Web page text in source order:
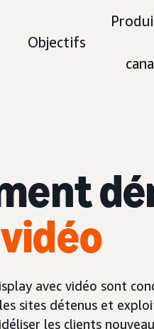
Objectifs
avec vidéo sont
sites détenus et
les clients